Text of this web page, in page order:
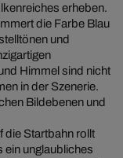
erheben.
die Farbe Blau
und
Himmel sind nicht
in der Szenerie.
Bildebenen und
die Startbahn rollt
ein unglaubliches